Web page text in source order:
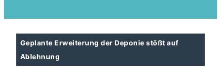
Geplante Erweiterung der Deponie stößt auf
Ablehnung